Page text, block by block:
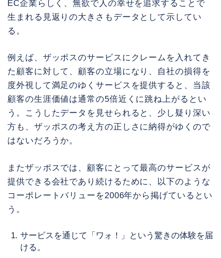
EC企業らしく、無欲で人の幸せを追求することで
生まれる見返りの大きさもデータとして示してい
る。
例えば、ザッポスのサービスにクレームを入れてき
た顧客に対して、顧客の立場になり、自社の損得を
度外視して満足のゆくサービスを提供すると、当該
顧客の生涯価値は通常の5倍近くに跳ね上がるとい
う。こうしたデータを見せられると、少し疑り深い
方も、ザッポスの考え方の正しさに納得がゆくので
はないだろうか。
またザッポスでは、顧客にとって最高のサービスが
提供できる会社であり続けるために、以下のような
コーポレートバリューを2006年から掲げているとい
う。
サービスを通じて「ワォ！」という驚きの体験を届
ける。